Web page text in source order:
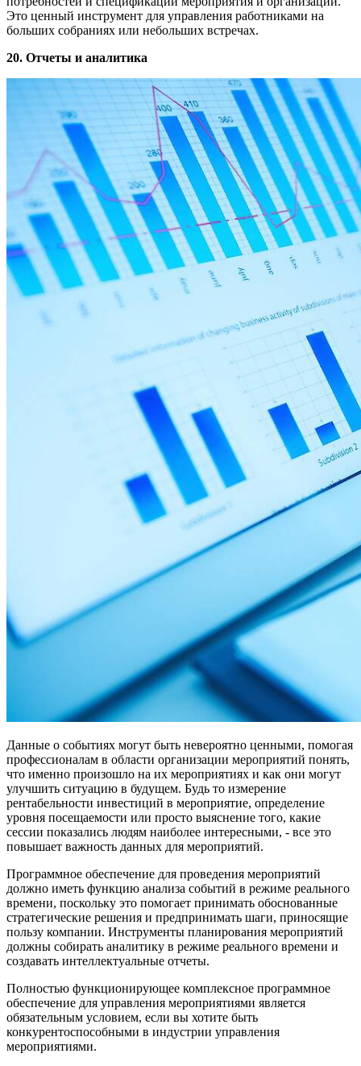
Это ценный инструмент для управления работниками на
больших собраниях или небольших встречах.
20. Отчеты и аналитика
Данные о событиях могут быть невероятно ценными, помогая
профессионалам в области организации мероприятий понять,
что именно произошло на их мероприятиях и как они могут
улучшить ситуацию в будущем. Будь то измерение
рентабельности инвестиций в мероприятие, определение
уровня посещаемости или просто выяснение того, какие
сессии показались людям наиболее интересными, - все это
повышает важность данных для мероприятий.
Программное обеспечение для проведения мероприятий
должно иметь функцию анализа событий в режиме реального
времени, поскольку это помогает принимать обоснованные
стратегические решения и предпринимать шаги, приносящие
пользу компании. Инструменты планирования мероприятий
должны собирать аналитику в режиме реального времени и
создавать интеллектуальные отчеты.
Полностью функционирующее комплексное программное
обеспечение для управления мероприятиями является
обязательным условием, если вы хотите быть
конкурентоспособными в индустрии управления
мероприятиями.